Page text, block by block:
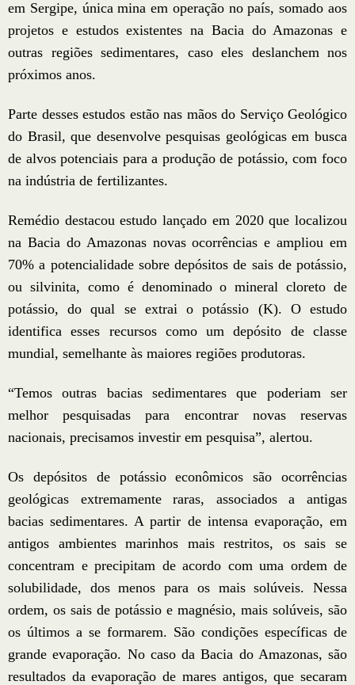
em Sergipe, única mina em operação no país, somado aos
projetos e estudos existentes na Bacia do Amazonas e
outras regiões sedimentares, caso eles deslanchem nos
próximos anos.
Parte desses estudos estão nas mãos do Serviço Geológico
do Brasil, que desenvolve pesquisas geológicas em busca
de alvos potenciais para a produção de potássio, com foco
na indústria de fertilizantes.
Remédio destacou estudo lançado em 2020 que localizou
na Bacia do Amazonas novas ocorrências e ampliou em
70% a potencialidade sobre depósitos de sais de potássio,
ou silvinita, como é denominado o mineral cloreto de
potássio, do qual se extrai o potássio (K). O estudo
identifica esses recursos como um depósito de classe
mundial, semelhante às maiores regiões produtoras.
“Temos outras bacias sedimentares que poderiam ser
melhor pesquisadas para encontrar novas reservas
nacionais, precisamos investir em pesquisa”, alertou.
Os depósitos de potássio econômicos são ocorrências
geológicas extremamente raras, associados a antigas
bacias sedimentares. A partir de intensa evaporação, em
antigos ambientes marinhos mais restritos, os sais se
concentram e precipitam de acordo com uma ordem de
solubilidade, dos menos para os mais solúveis. Nessa
ordem, os sais de potássio e magnésio, mais solúveis, são
os últimos a se formarem. São condições específicas de
grande evaporação. No caso da Bacia do Amazonas, são
resultados da evaporação de mares antigos, que secaram